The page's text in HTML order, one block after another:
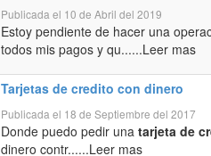
Publicada el 10 de Abril del 2019
Estoy pendiente de hacer una
todos mis pagos y qu......Leer mas
Tarjetas de credito con dinero
Publicada el 18 de Septiembre del 2017
Donde puedo pedir una tarjeta de
dinero contr......Leer mas